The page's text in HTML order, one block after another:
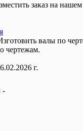
заказ на
валы по
чертежам.
г.
-